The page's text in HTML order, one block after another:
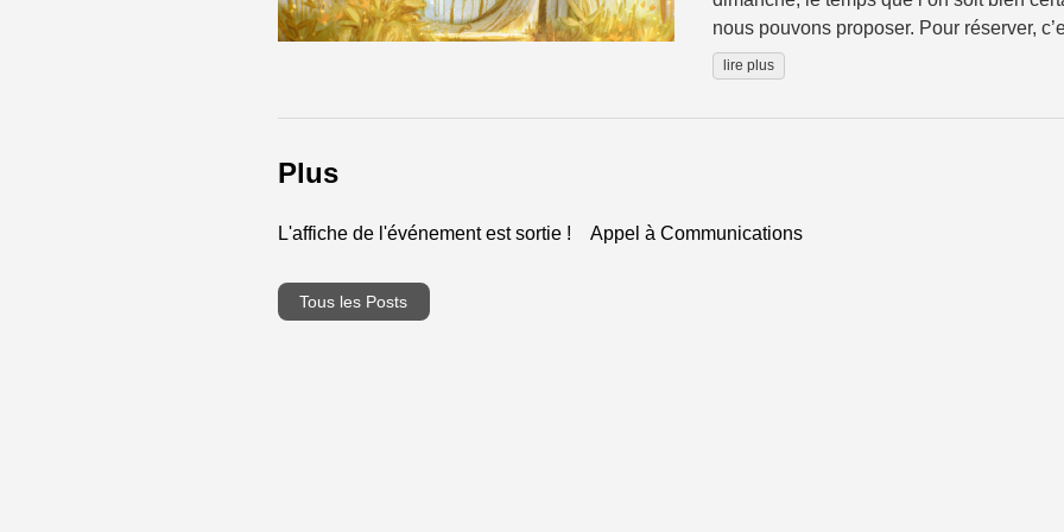
nous pouvons proposer. Pour réserver,
lire plus
Plus
L'affiche de l'événement est sortie ! Appel à Communications
Tous les Posts